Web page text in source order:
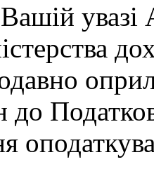
увазі
до